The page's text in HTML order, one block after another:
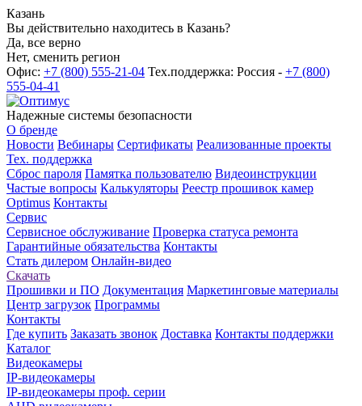
Казань
Вы действительно находитесь в Казань?
Да, все верно
Нет, сменить регион
Офис: +7 (800) 555-21-04 Тех.поддержка: Россия - +7 (800)
555-04-41
Надежные системы безопасности
О бренде
Новости Вебинары Сертификаты Реализованные проекты
Тех. поддержка
Сброс пароля Памятка пользователю Видеоинструкции
Частые вопросы Калькуляторы Реестр прошивок камер
Optimus Контакты
Сервис
Сервисное обслуживание Проверка статуса ремонта
Гарантийные обязательства Контакты
Стать дилером Онлайн-видео
Скачать
Прошивки и ПО Документация Маркетинговые материалы
Центр загрузок Программы
Контакты
Где купить Заказать звонок Доставка Контакты поддержки
Каталог
Видеокамеры
IP-видеокамеры
IP-видеокамеры проф. серии